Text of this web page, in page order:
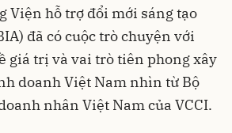
Viện hỗ trợ đổi mới sáng tạo
đã có cuộc trò chuyện với
giá trị và vai trò tiên phong xây
doanh Việt Nam nhìn từ Bộ
nhân Việt Nam của VCCI.